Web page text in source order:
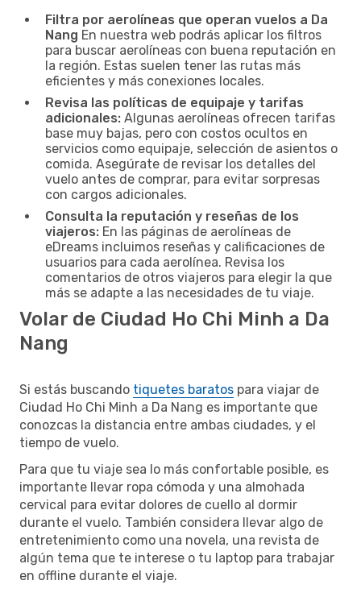
Filtra por aerolíneas que operan vuelos a Da
Nang En nuestra web podrás aplicar los filtros
para buscar aerolíneas con buena reputación en
la región. Estas suelen tener las rutas más
eficientes y más conexiones locales.
Revisa las políticas de equipaje y tarifas
adicionales: Algunas aerolíneas ofrecen tarifas
base muy bajas, pero con costos ocultos en
servicios como equipaje, selección de asientos o
comida. Asegúrate de revisar los detalles del
vuelo antes de comprar, para evitar sorpresas
con cargos adicionales.
Consulta la reputación y reseñas de los
viajeros: En las páginas de aerolíneas de
eDreams incluimos reseñas y calificaciones de
usuarios para cada aerolínea. Revisa los
comentarios de otros viajeros para elegir la que
más se adapte a las necesidades de tu viaje.
Volar de Ciudad Ho Chi Minh a Da
Nang
Si estás buscando tiquetes baratos para viajar de
Ciudad Ho Chi Minh a Da Nang es importante que
conozcas la distancia entre ambas ciudades, y el
tiempo de vuelo.
Para que tu viaje sea lo más confortable posible, es
importante llevar ropa cómoda y una almohada
cervical para evitar dolores de cuello al dormir
durante el vuelo. También considera llevar algo de
entretenimiento como una novela, una revista de
algún tema que te interese o tu laptop para trabajar
en offline durante el viaje.